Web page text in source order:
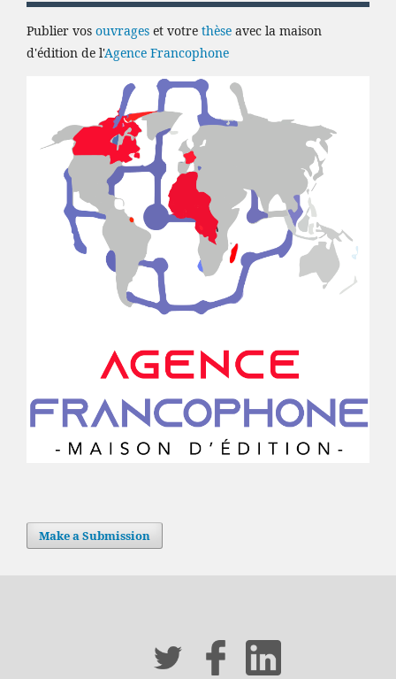
Publier vos ouvrages et votre thèse avec la maison
d'édition de l'Agence Francophone
Make a Submission